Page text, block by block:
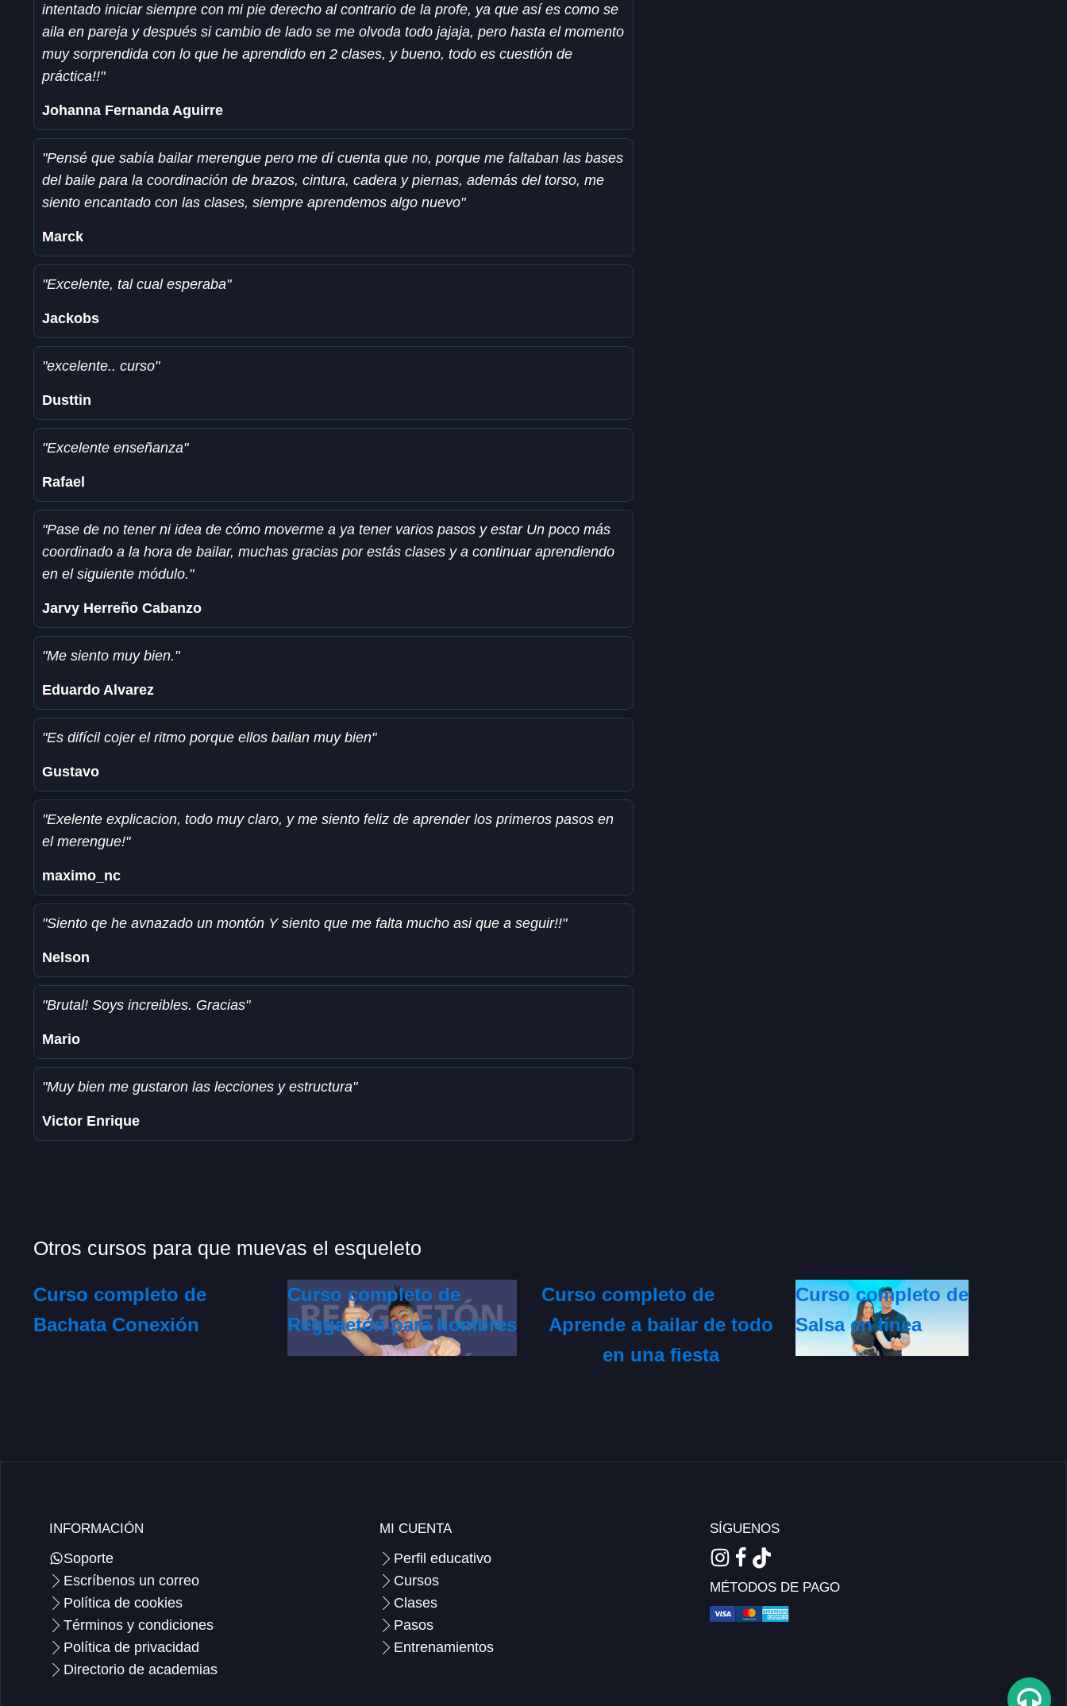
intentado iniciar siempre con mi pie derecho al contrario de la profe, ya que así es como se
aila en pareja y después si cambio de lado se me olvoda todo jajaja, pero hasta el momento
muy sorprendida con lo que he aprendido en 2 clases, y bueno, todo es cuestión de
práctica!!"
Johanna Fernanda Aguirre
"Pensé que sabía bailar merengue pero me dí cuenta que no, porque me faltaban las bases
del baile para la coordinación de brazos, cintura, cadera y piernas, además del torso, me
siento encantado con las clases, siempre aprendemos algo nuevo"
Marck
"Excelente, tal cual esperaba"
Jackobs
"excelente.. curso"
Dusttin
"Excelente enseñanza"
Rafael
"Pase de no tener ni idea de cómo moverme a ya tener varios pasos y estar Un poco más
coordinado a la hora de bailar, muchas gracias por estás clases y a continuar aprendiendo
en el siguiente módulo."
Jarvy Herreño Cabanzo
"Me siento muy bien."
Eduardo Alvarez
"Es difícil cojer el ritmo porque ellos bailan muy bien"
Gustavo
"Exelente explicacion, todo muy claro, y me siento feliz de aprender los primeros pasos en
el merengue!"
maximo_nc
"Siento qe he avnazado un montón Y siento que me falta mucho asi que a seguir!!"
Nelson
"Brutal! Soys increibles. Gracias"
Mario
"Muy bien me gustaron las lecciones y estructura"
Victor Enrique
Otros cursos para que muevas el esqueleto
Curso completo de
Bachata Conexión
Curso completo de
Reggaetón para hombres
Curso completo de
Aprende a bailar de todo
en una fiesta
Curso completo de
Salsa en línea
INFORMACIÓN
Soporte
Escríbenos un correo
Política de cookies
Términos y condiciones
Política de privacidad
Directorio de academias
MI CUENTA
Perfil educativo
Cursos
Clases
Pasos
Entrenamientos
SÍGUENOS
MÉTODOS DE PAGO